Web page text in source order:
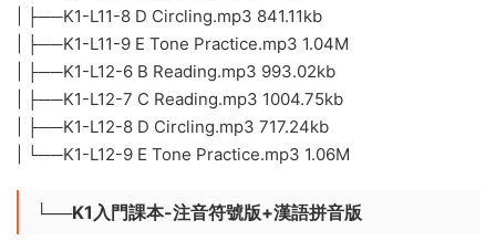
| ├──K1-L11-8 D Circling.mp3 841.11kb
| ├──K1-L11-9 E Tone Practice.mp3 1.04M
| ├──K1-L12-6 B Reading.mp3 993.02kb
| ├──K1-L12-7 C Reading.mp3 1004.75kb
| ├──K1-L12-8 D Circling.mp3 717.24kb
| └──K1-L12-9 E Tone Practice.mp3 1.06M
└──K1入門課本-注音符號版+漢語拼音版